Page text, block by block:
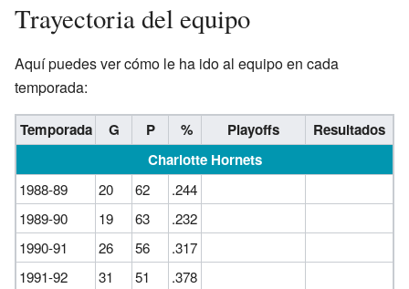
Trayectoria del equipo
Aquí puedes ver cómo le ha ido al equipo en cada
temporada:
Temporada G P % Playoffs
Resultados
Charlotte Hornets
1988-89 20 62
.244
1989-90
19 63
.232
1990-91
26 56
.317
1991-92
31 51 .378